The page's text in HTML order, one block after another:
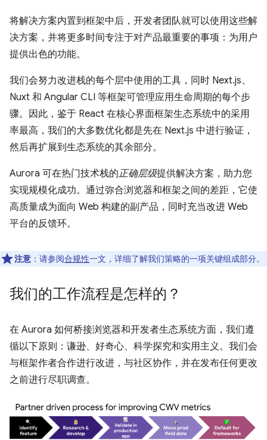
将解决方案内置到框架中后，开发者团队就可以使用这些解
决方案，并将更多时间专注于对产品最重要的事项：为用户
提供出色的功能。
我们会努力改进栈的每个层中使用的工具，同时 Next.js、
Nuxt 和 Angular CLI 等框架可管理应用生命周期的每个步
骤。因此，鉴于 React 在核心界面框架生态系统中的采用
率最高，我们的大多数优化都是先在 Next.js 中进行验证，
然后再扩展到生态系统的其余部分。
Aurora 可在热门技术栈的正确层级提供解决方案，助力您
实现规模化成功。通过弥合浏览器和框架之间的差距，它使
高质量成为面向 Web 构建的副产品，同时充当改进 Web
平台的反馈环。
注意 ：请参阅合规性一文，详细了解我们策略的一项关键组成部分。
我们的工作流程是怎样的？
在 Aurora 如何桥接浏览器和开发者生态系统方面，我们遵
循以下原则：谦逊、好奇心、科学探究和实用主义。我们会
与框架作者合作进行改进，与社区协作，并在发布任何更改
之前进行尽职调查。